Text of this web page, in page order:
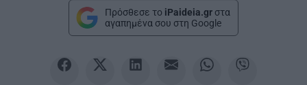
Πρόσθεσε το iPaideia.gr στα
αγαπημένα σου στη Google